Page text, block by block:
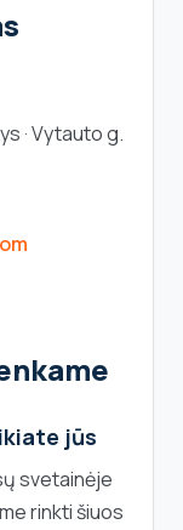
· Vytauto g.
jūs
svetainėje
rinkti šiuos